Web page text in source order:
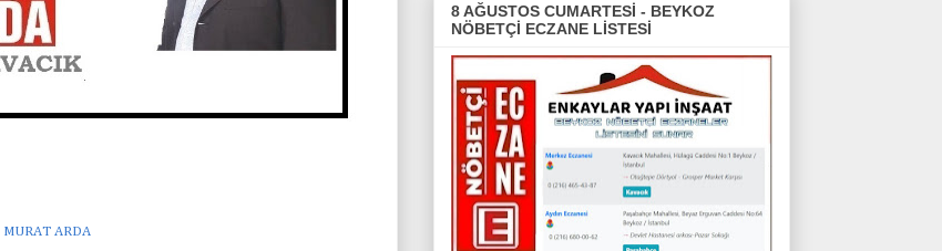
MURAT ARDA
8 AĞUSTOS CUMARTESİ - BEYKOZ
NÖBETÇİ ECZANE LİSTESİ